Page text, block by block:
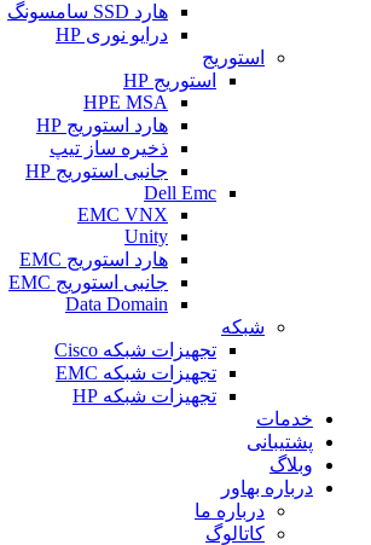
هارد SSD سامسونگ
درایو نوری HP
استوریج
استوریج HP
HPE MSA
هارد استوریج HP
ذخیره ساز تیپ
جانبی استوریج HP
Dell Emc
EMC VNX
Unity
هارد استوریج EMC
جانبی استوریج EMC
Data Domain
شبکه
تجهیزات شبکه Cisco
تجهیزات شبکه EMC
تجهیزات شبکه HP
خدمات
پشتیبانی
وبلاگ
درباره بهاور
درباره ما
کاتالوگ